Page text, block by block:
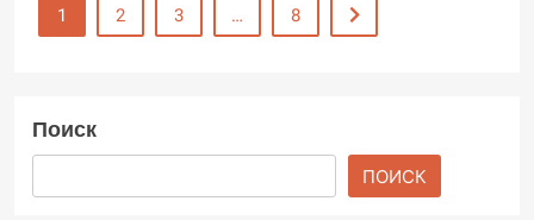
1 2 3 … 8
Поиск
ПОИСК